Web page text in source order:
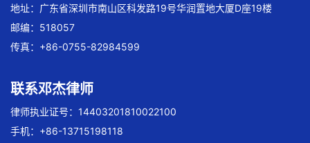
地址：广东省深圳市南山区科发路19号华润置地大厦D座19楼
邮编：518057
传真：+86-0755-82984599
联系邓杰律师
律师执业证号：14403201810022100
手机：+86-13715198118